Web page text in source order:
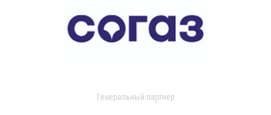
Генеральный партнер